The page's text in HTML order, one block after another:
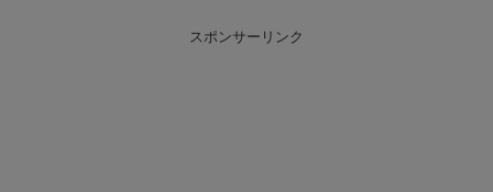
スポンサーリンク